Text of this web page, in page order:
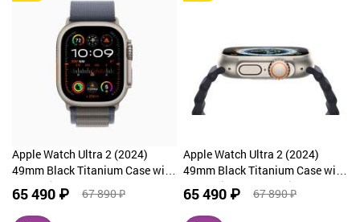
Apple Watch Ultra 2 (2024)
49mm Black Titanium Case with
Tan Alpine Loop Large
65 490 ₽ 67 890 ₽
Apple Watch Ultra 2 (2024)
49mm Black Titanium Case with
Tan Alpine Loop Medium
65 490 ₽ 67 890 ₽